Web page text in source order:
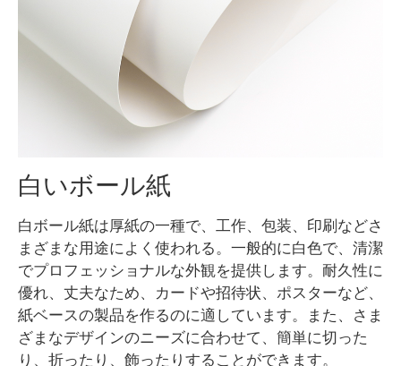
白いボール紙
白ボール紙は厚紙の一種で、工作、包装、印刷などさ
まざまな用途によく使われる。一般的に白色で、清潔
でプロフェッショナルな外観を提供します。耐久性に
優れ、丈夫なため、カードや招待状、ポスターなど、
紙ベースの製品を作るのに適しています。また、さま
ざまなデザインのニーズに合わせて、簡単に切った
り、折ったり、飾ったりすることができます。